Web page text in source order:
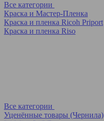
Все категории
Краска и Мастер-Пленка
Краска и пленка Ricoh Priport
Краска и пленка Riso
Все категории
Уценённые товары (Чернила)